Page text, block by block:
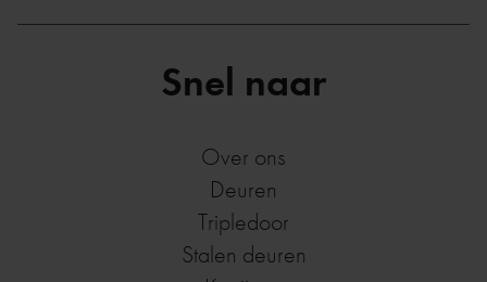
Snel naar
Over ons
Deuren
Tripledoor
Stalen deuren